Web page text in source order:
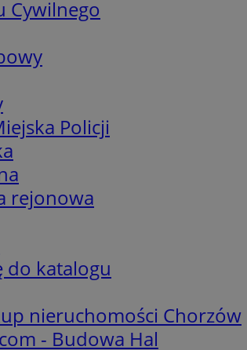
Cywilnego
Policji
rejonowa
do katalogu
nieruchomości Chorzów
- Budowa Hal